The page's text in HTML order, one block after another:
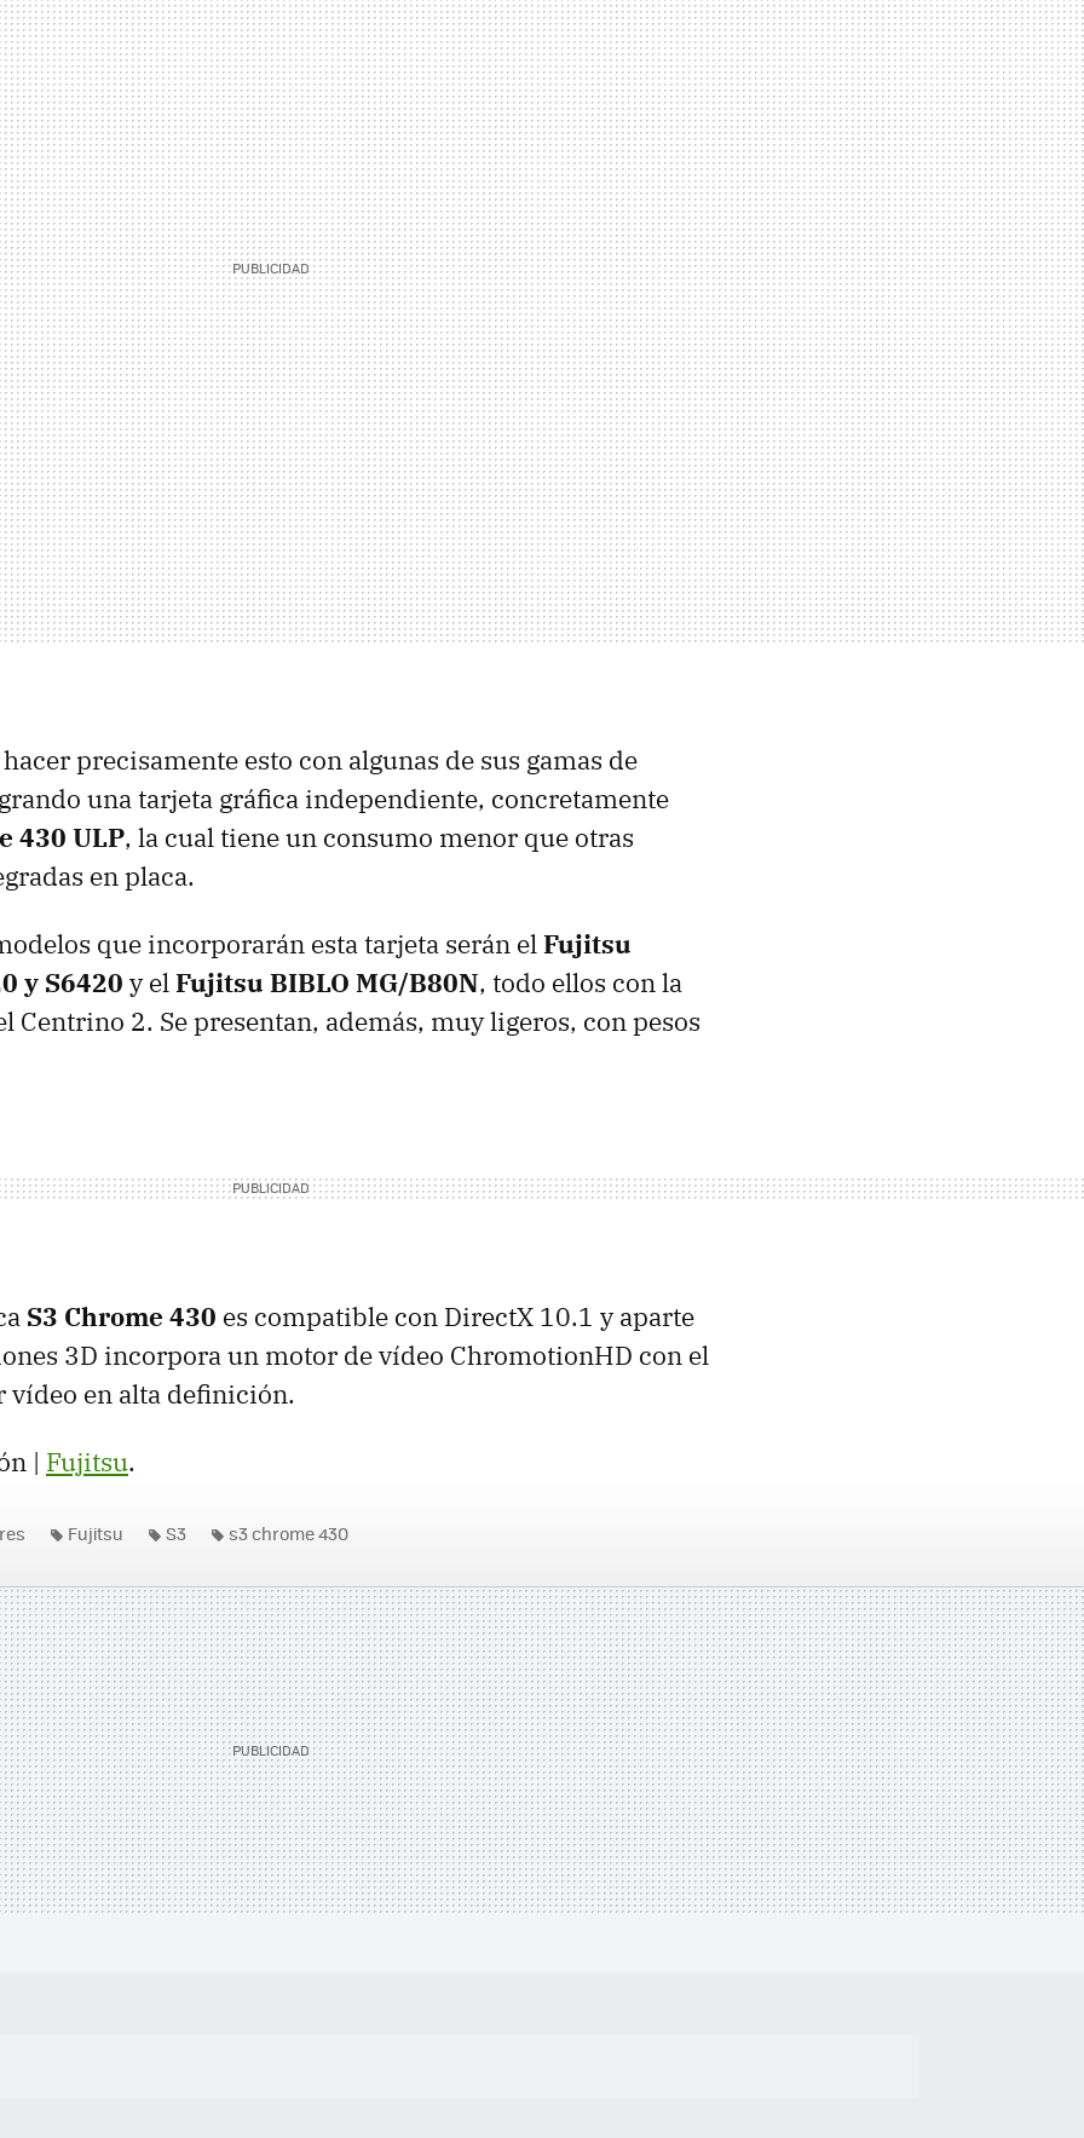
precisamente esto con algunas de sus gamas de
una tarjeta gráfica independiente, concretamente
430 ULP, la cual tiene un consumo menor que otras
en placa.
que incorporarán esta tarjeta serán elFujitsu
y S6420 y elFujitsu BIBLO MG/B80N, todo ellos con la
Centrino 2. Se presentan, además, muy ligeros, con pesos
S3 Chrome 430 es compatible con DirectX 10.1 y aparte
3D incorpora un motor de vídeo ChromotionHD con el
en alta definición.
| Fujitsu.
Fujitsu S3 s3 chrome 430